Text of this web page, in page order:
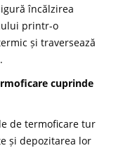
încălzirea
printr-o
și traversează
cuprinde
de termoficare tur
și depozitarea lor